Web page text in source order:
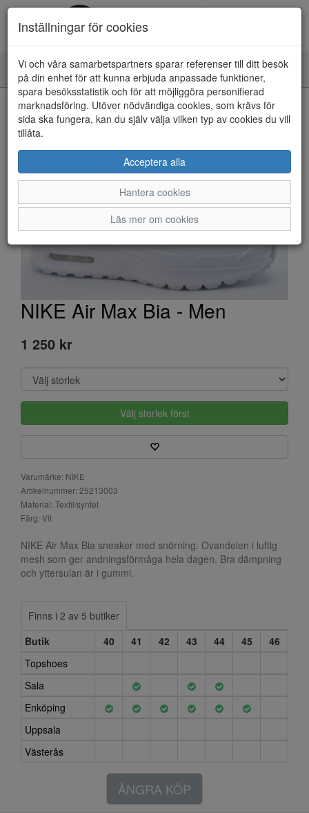
Toggle
navigation
HEM
NIKE Air Max Bia - Men
1 250 kr
Välj storlek först
Varumärke: NIKE
Artikelnummer: 25213003
Material: Textil/syntet
Färg: Vit
NIKE Air Max Bia sneaker med snörning. Ovandelen i luftig
mesh som ger andningsförmåga hela dagen. Bra dämpning
och yttersulan är i gummi.
Finns i 2 av 5 butiker
Butik
40 41 42 43 44 45
46
Topshoes
Sala
Enköping
Uppsala
Västerås
ÅNGRA KÖP
Inställningar för cookies
Vi och våra samarbetspartners sparar referenser till ditt besök
på din enhet för att kunna erbjuda anpassade funktioner,
spara besöksstatistik och för att möjliggöra personifierad
marknadsföring. Utöver nödvändiga cookies, som krävs för
sida ska fungera, kan du själv välja vilken typ av cookies du vill
tillåta.
Acceptera alla
Hantera cookies
Läs mer om cookies